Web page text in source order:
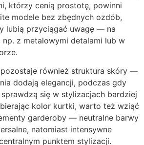
którzy cenią prostotę, powinni
modele bez zbędnych ozdób,
lubią przyciągać uwagę — na
np. z metalowymi detalami lub w
również struktura skóry —
dodają elegancji, podczas gdy
sprawdzą się w stylizacjach bardziej
kolor kurtki, warto też wziąć
garderoby — neutralne barwy
natomiast intensywne
punktem stylizacji.